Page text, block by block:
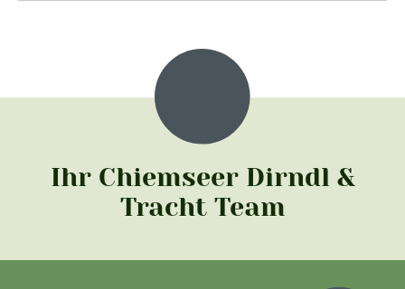
Ihr Chiemseer Dirndl &
Tracht Team